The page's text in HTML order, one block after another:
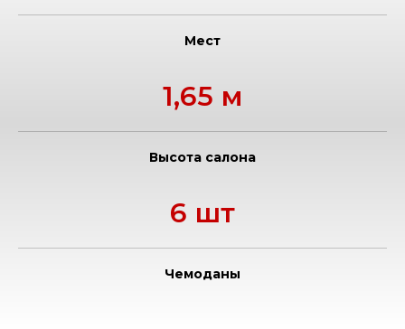
Мест
1,65 м
Высота салона
6 шт
Чемоданы